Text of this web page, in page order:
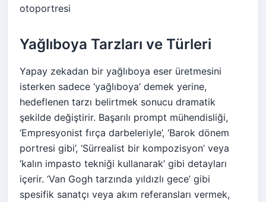
otoportresi
Yağlıboya Tarzları ve Türleri
Yapay zekadan bir yağlıboya eser üretmesini
isterken sadece ‘yağlıboya’ demek yerine,
hedeflenen tarzı belirtmek sonucu dramatik
şekilde değiştirir. Başarılı prompt mühendisliği,
‘Empresyonist fırça darbeleriyle’, ‘Barok dönem
portresi gibi’, ‘Sürrealist bir kompozisyon’ veya
‘kalın impasto tekniği kullanarak’ gibi detayları
içerir. ‘Van Gogh tarzında yıldızlı gece’ gibi
spesifik sanatçı veya akım referansları vermek,